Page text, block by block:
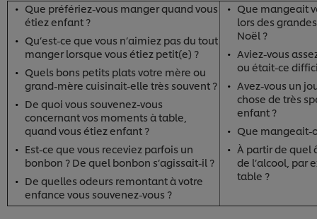
Que préfériez-vous manger quand vous
étiez enfant ?
Qu’est-ce que vous n’aimiez pas du tout
manger lorsque vous étiez petit(e) ?
Quels bons petits plats votre mère ou
grand-mère cuisinait-elle très souvent ?
De quoi vous souvenez-vous
concernant vos moments à table,
quand vous étiez enfant ?
Est-ce que vous receviez parfois un
bonbon ? De quel bonbon s’agissait-il ?
De quelles odeurs remontant à votre
enfance vous souvenez-vous ?
Que mangeait
lors des
Noël ?
Aviez-vous
ou était-ce
Avez-vous un
chose de très
enfant ?
Que mangeait-
À partir de quel
de l’alcool, par
table ?